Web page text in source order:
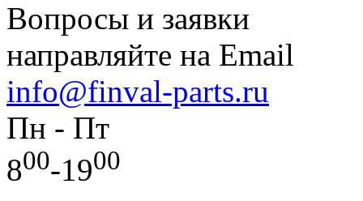
Вопросы и заявки
направляйте на Email
info@finval-parts.ru
Пн - Пт
800-1900